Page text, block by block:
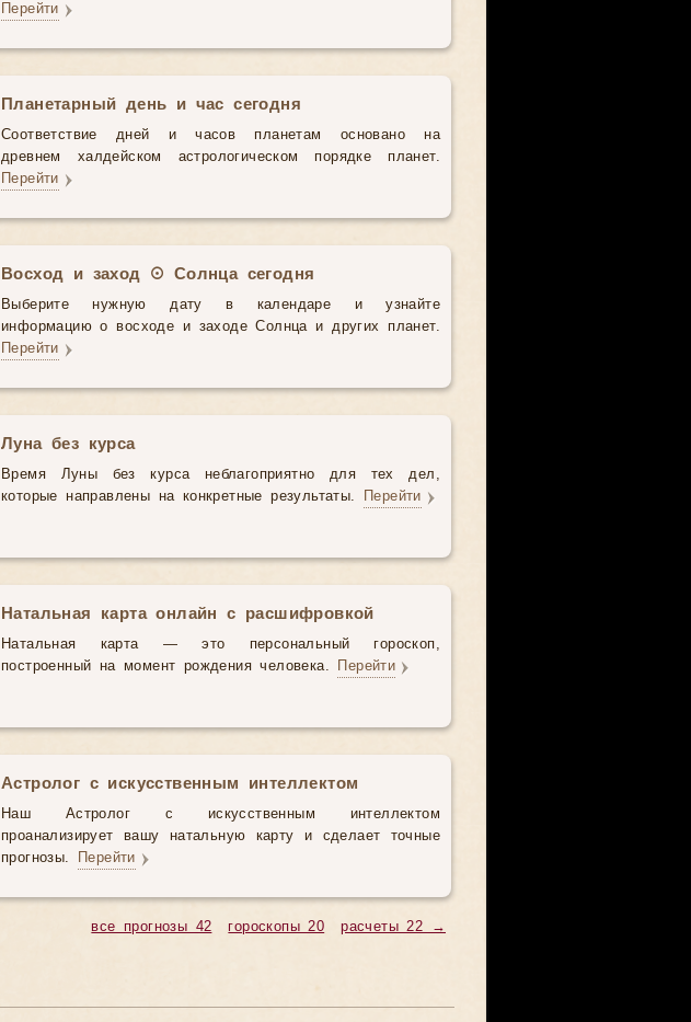
Перейти
Планетарный день и час сегодня
Соответствие дней и часов планетам основано на
древнем халдейском астрологическом порядке планет.
Перейти
Восход и заход ☉ Солнца сегодня
Выберите нужную дату в календаре и узнайте
информацию о восходе и заходе Солнца и других планет.
Перейти
Луна без курса
Время Луны без курса неблагоприятно для тех дел,
которые направлены на конкретные результаты. Перейти
Натальная карта онлайн с расшифровкой
Натальная карта — это персональный гороскоп,
построенный на момент рождения человека. Перейти
Астролог с искусственным интеллектом
Наш Астролог с искусственным интеллектом
проанализирует вашу натальную карту и сделает точные
прогнозы. Перейти
расчеты 22 →
гороскопы 20
все прогнозы 42